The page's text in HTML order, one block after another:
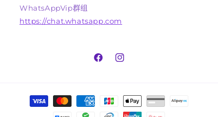
WhatsAppVip群组
https://chat.whatsapp.com
FacebookInstagram